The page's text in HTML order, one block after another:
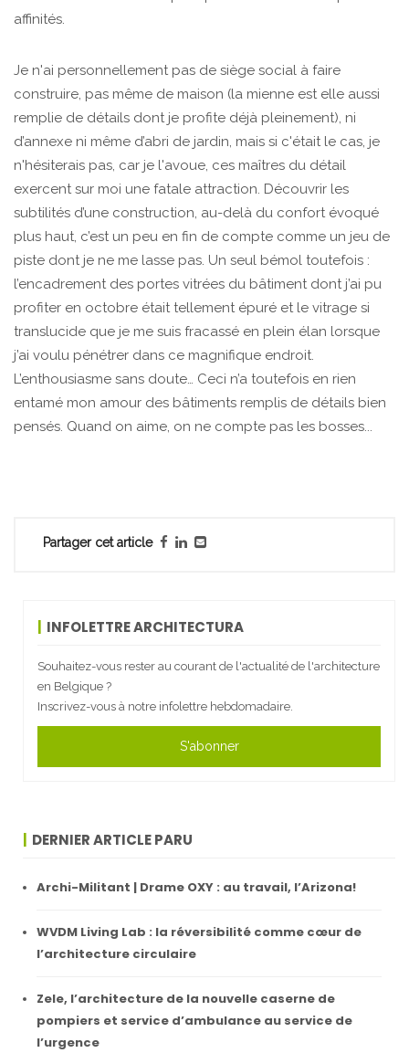
affinités.
Je n'ai personnellement pas de siège social à faire
construire, pas même de maison (la mienne est elle aussi
remplie de détails dont je profite déjà pleinement), ni
d’annexe ni même d’abri de jardin, mais si c'était le cas, je
n'hésiterais pas, car je l'avoue, ces maîtres du détail
exercent sur moi une fatale attraction. Découvrir les
subtilités d’une construction, au-delà du confort évoqué
plus haut, c’est un peu en fin de compte comme un jeu de
piste dont je ne me lasse pas. Un seul bémol toutefois :
l’encadrement des portes vitrées du bâtiment dont j’ai pu
profiter en octobre était tellement épuré et le vitrage si
translucide que je me suis fracassé en plein élan lorsque
j’ai voulu pénétrer dans ce magnifique endroit.
L’enthousiasme sans doute… Ceci n’a toutefois en rien
entamé mon amour des bâtiments remplis de détails bien
pensés. Quand on aime, on ne compte pas les bosses...
Partager cet article
INFOLETTRE ARCHITECTURA
Souhaitez-vous rester au courant de l'actualité de l'architecture
en Belgique ?
Inscrivez-vous à notre infolettre hebdomadaire.
S'abonner
DERNIER ARTICLE PARU
Archi-Militant | Drame OXY : au travail, l’Arizona!
WVDM Living Lab : la réversibilité comme cœur de
l’architecture circulaire
Zele, l’architecture de la nouvelle caserne de
pompiers et service d’ambulance au service de
l’urgence